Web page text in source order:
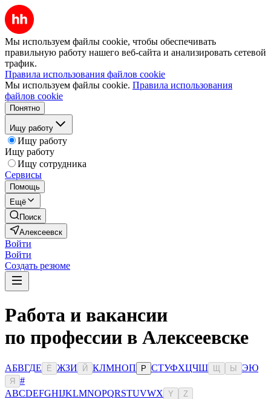
Мы используем файлы cookie, чтобы обеспечивать
правильную работу нашего веб-сайта и анализировать сетевой
трафик.
Правила использования файлов cookie
Мы используем файлы cookie. Правила использования
файлов cookie
Понятно
Ищу работу
Ищу работу
Ищу работу
Ищу сотрудника
Сервисы
Помощь
Ещё
Поиск
Алексеевск
Войти
Войти
Создать резюме
Работа и вакансии
по профессии в Алексеевске
АБВГДЕ Ё ЖЗИ Й КЛМНОП Р СТУФХЦЧШ Ы ЭЮ
Я
#
ABCDEFGHIJKLMNOPQRSTUVWX Y Z